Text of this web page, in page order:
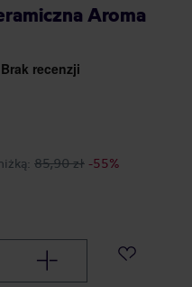
Aroma
85,90 zł -55%